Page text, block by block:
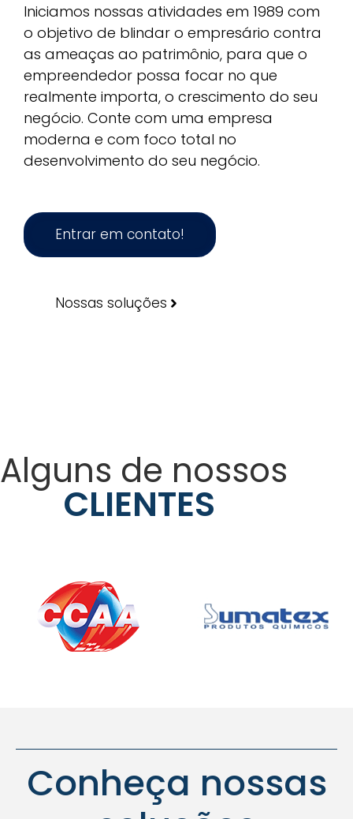
Iniciamos nossas atividades em 1989 com
o objetivo de blindar o empresário contra
as ameaças ao patrimônio, para que o
empreendedor possa focar no que
realmente importa, o crescimento do seu
negócio. Conte com uma empresa
moderna e com foco total no
desenvolvimento do seu negócio.
Entrar em contato!
Nossas soluções
Alguns de nossos
CLIENTES
Conheça nossas